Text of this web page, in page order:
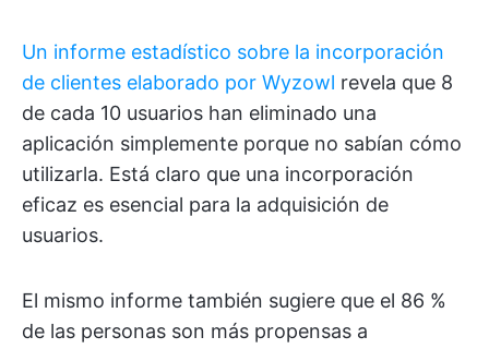
Un informe estadístico sobre la incorporación
de clientes elaborado por Wyzowl revela que 8
de cada 10 usuarios han eliminado una
aplicación simplemente porque no sabían cómo
utilizarla. Está claro que una incorporación
eficaz es esencial para la adquisición de
usuarios.
El mismo informe también sugiere que el 86 %
de las personas son más propensas a